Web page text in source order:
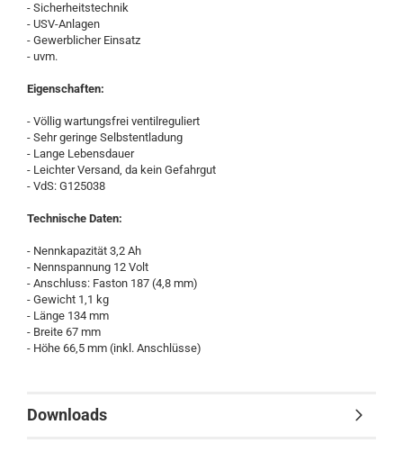
- Sicherheitstechnik
- USV-Anlagen
- Gewerblicher Einsatz
- uvm.
Eigenschaften:
- Völlig wartungsfrei ventilreguliert
- Sehr geringe Selbstentladung
- Lange Lebensdauer
- Leichter Versand, da kein Gefahrgut
- VdS: G125038
Technische Daten:
- Nennkapazität 3,2 Ah
- Nennspannung 12 Volt
- Anschluss: Faston 187 (4,8 mm)
- Gewicht 1,1 kg
- Länge 134 mm
- Breite 67 mm
- Höhe 66,5 mm (inkl. Anschlüsse)
Downloads